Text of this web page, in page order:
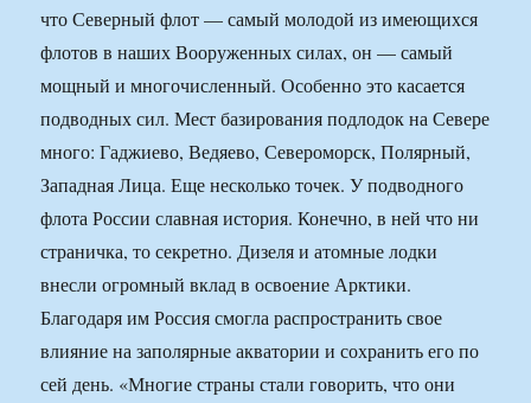
что Северный флот — самый молодой из имеющихся
флотов в наших Вооруженных силах, он — самый
мощный и многочисленный. Особенно это касается
подводных сил. Мест базирования подлодок на Севере
много: Гаджиево, Ведяево, Североморск, Полярный,
Западная Лица. Еще несколько точек. У подводного
флота России славная история. Конечно, в ней что ни
страничка, то секретно. Дизеля и атомные лодки
внесли огромный вклад в освоение Арктики.
Благодаря им Россия смогла распространить свое
влияние на заполярные акватории и сохранить его по
сей день. «Многие страны стали говорить, что они